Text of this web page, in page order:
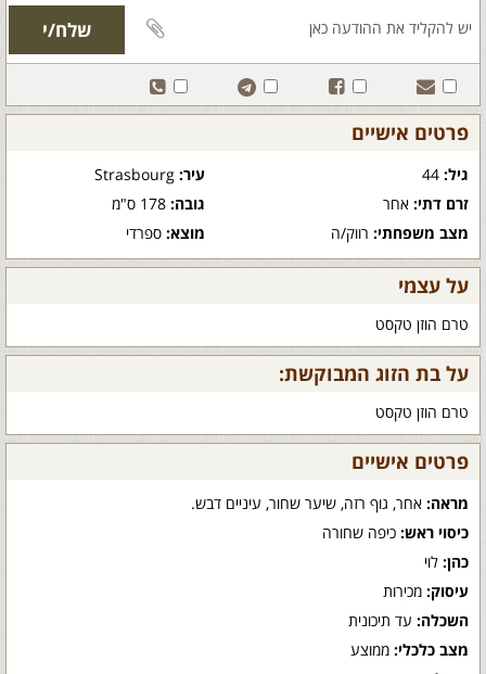
פרטים אישיים
גיל: עיר:Strasbourg
זרם דתי: אחר גובה:178 ס"מ
מצב משפחתי: רווק/ה מוצא:ספרדי
על עצמי
טרם הוזן טקסט
על בת הזוג המבוקשת:
טרם הוזן טקסט
פרטים אישיים
מראה: אחר, גוף רזה, שיער שחור, עיניים דבש.
כיסוי ראש: כיפה שחורה
כהן: לוי
עיסוק: מכירות
השכלה: עד תיכונית
מצב כלכלי: ממוצע